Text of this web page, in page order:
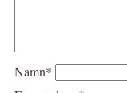
Namn*